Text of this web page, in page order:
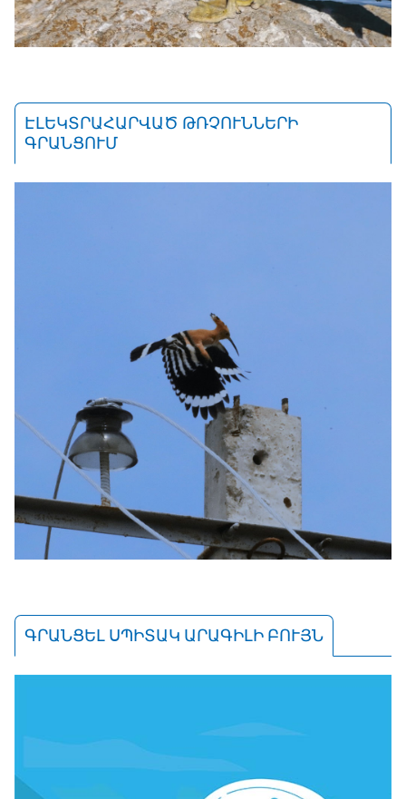
ԷԼԵԿՏՐԱՀԱՐՎԱԾ ԹՌՉՈՒՆՆԵՐԻ
ԳՐԱՆՑՈՒՄ
ԳՐԱՆՑԵԼ ՍՊԻՏԱԿ ԱՐԱԳԻԼԻ ԲՈՒՅՆ